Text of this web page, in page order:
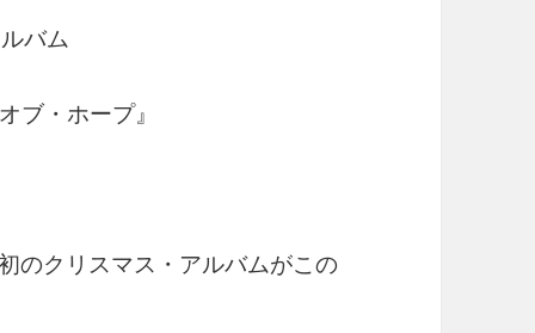
バム
ブ・ホープ』
のクリスマス・アルバムがこの